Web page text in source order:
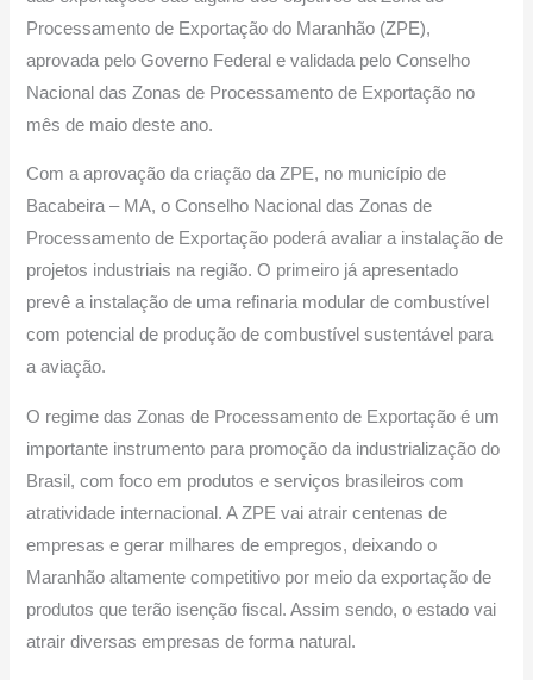
Processamento de Exportação do Maranhão (ZPE),
aprovada pelo Governo Federal e validada pelo Conselho
Nacional das Zonas de Processamento de Exportação no
mês de maio deste ano.
Com a aprovação da criação da ZPE, no município de
Bacabeira – MA, o Conselho Nacional das Zonas de
Processamento de Exportação poderá avaliar a instalação de
projetos industriais na região. O primeiro já apresentado
prevê a instalação de uma refinaria modular de combustível
com potencial de produção de combustível sustentável para
a aviação.
O regime das Zonas de Processamento de Exportação é um
importante instrumento para promoção da industrialização do
Brasil, com foco em produtos e serviços brasileiros com
atratividade internacional. A ZPE vai atrair centenas de
empresas e gerar milhares de empregos, deixando o
Maranhão altamente competitivo por meio da exportação de
produtos que terão isenção fiscal. Assim sendo, o estado vai
atrair diversas empresas de forma natural.